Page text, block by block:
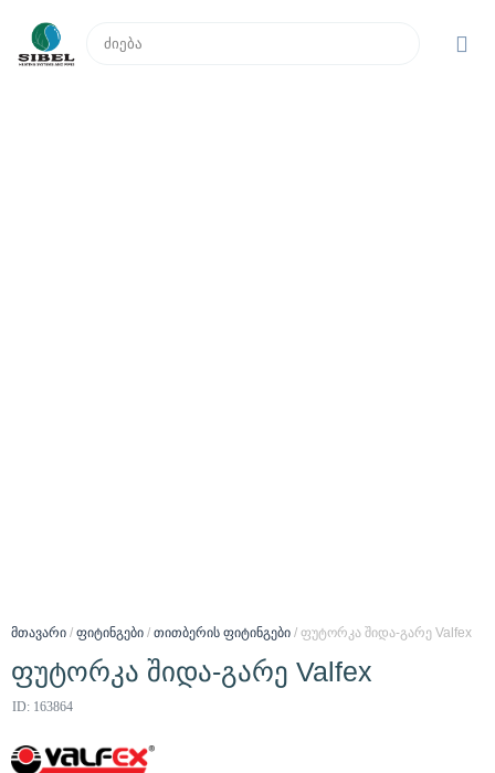
მთავარი / ფიტინგები / თითბერის ფიტინგები / ფუტორკა შიდა-გარე Valfex
ფუტორკა შიდა-გარე Valfex
ID: 163864